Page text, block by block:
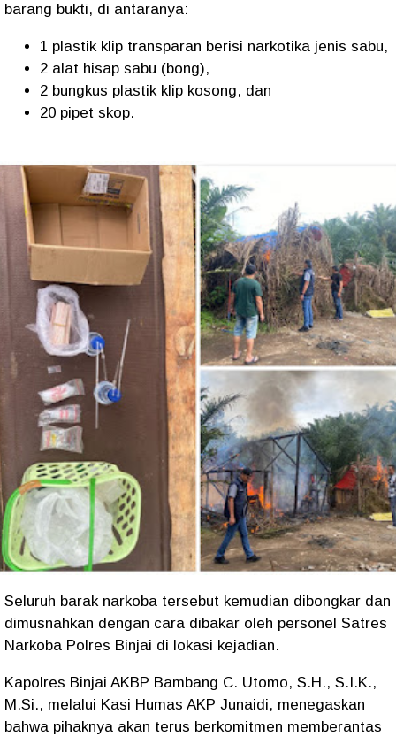
barang bukti, di antaranya:
1 plastik klip transparan berisi narkotika jenis sabu,
2 alat hisap sabu (bong),
2 bungkus plastik klip kosong, dan
20 pipet skop.
Seluruh barak narkoba tersebut kemudian dibongkar dan
dimusnahkan dengan cara dibakar oleh personel Satres
Narkoba Polres Binjai di lokasi kejadian.
Kapolres Binjai AKBP Bambang C. Utomo, S.H., S.I.K.,
M.Si., melalui Kasi Humas AKP Junaidi, menegaskan
bahwa pihaknya akan terus berkomitmen memberantas